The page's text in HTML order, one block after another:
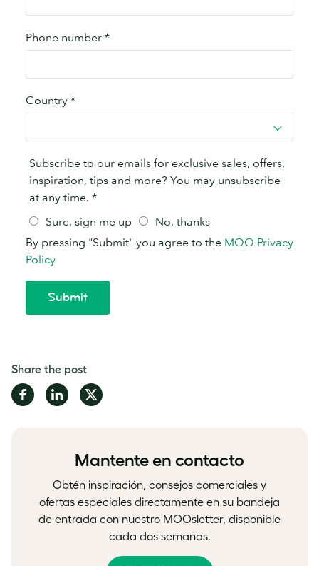
Share the post
Share
on
Share
on
Share
on
Mantente en contacto
Obtén inspiración, consejos comerciales y
ofertas especiales directamente en su bandeja
de entrada con nuestro MOOsletter, disponible
cada dos semanas.